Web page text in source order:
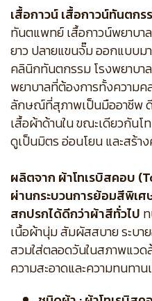
เสื้อกาวน์ เสื้อกาวน์ทันตกร
ทันตแพทย์ เสื้อกาวน์พยาบา
ยาว ปลายแขนจั๊ม ออกแบบม
คลินิกทันตกรรม โรงพยาบา
พยาบาลที่ต้องการทั้งความค
ลักษณ์ที่สุภาพเป็นมืออาชีพ
เสื้อผ้าด้านใน ขณะเดียวกั
ดูเป็นมิตร อ่อนโยน และสร้า
ผลิตจาก ผ้าโทเรบิสคอบ
ผ่านกระบวนการย้อมสีพิเศ
สกปรกได้ดีกว่าผ้าสีทั่วไป
เนื้อผ้านุ่ม สัมผัสสบาย ระบา
สวมใส่ตลอดวันในสภาพแว
ความสะอาดและความทนทา